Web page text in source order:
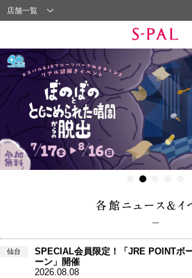
店舗一覧
仙台
SPECIAL会員限定！「JRE POINTボ
ーン」開催
2026.08.08